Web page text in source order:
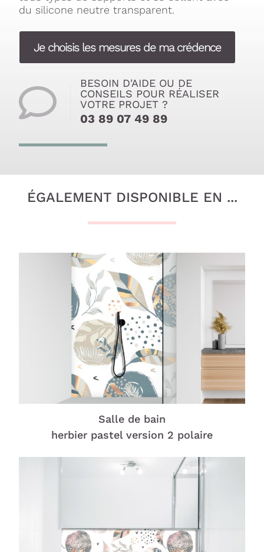
du silicone neutre transparent.
Je choisis les mesures de ma crédence
BESOIN D'AIDE OU DE
CONSEILS POUR RÉALISER
VOTRE PROJET ?
03 89 07 49 89
ÉGALEMENT DISPONIBLE EN ...
Salle de bain
herbier pastel version 2 polaire